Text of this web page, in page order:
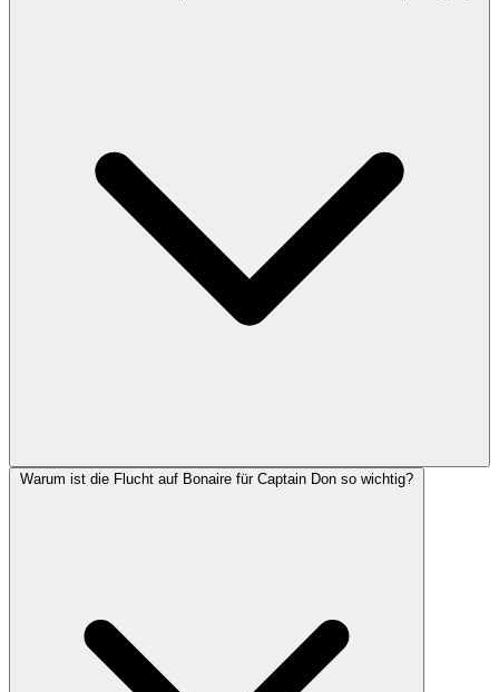
Warum ist die Flucht auf Bonaire für Captain Don so wichtig?